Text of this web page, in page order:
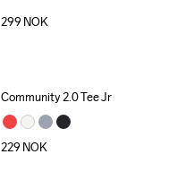
299 NOK
Community 2.0 Tee Jr
229 NOK